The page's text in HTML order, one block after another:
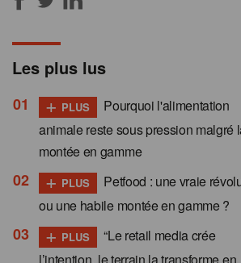
Les plus lus
+ PLUS
Pourquoi l'alimentation
animale reste sous pression malgré
montée en gamme
+ PLUS
Petfood : une vraie
ou une habile montée en gamme ?
+ PLUS
“Le retail media crée
l’intention, le terrain la transforme en